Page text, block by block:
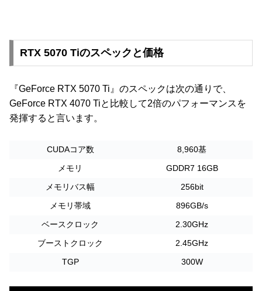
RTX 5070 Tiのスペックと価格
『GeForce RTX 5070 Ti』のスペックは次の通りで、
GeForce RTX 4070 Tiと比較して2倍のパフォーマンスを
発揮すると言います。
CUDAコア数
8,960基
メモリ
GDDR7 16GB
メモリバス幅
256bit
メモリ帯域
896GB/s
ベースクロック
2.30GHz
ブーストクロック
2.45GHz
TGP
300W